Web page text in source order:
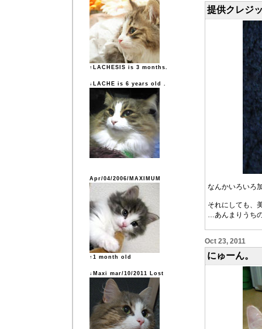
↑LACHESIS is 3 months.
↓LACHE is 6 years old .
Apr/04/2006/MAXIMUM
↑1 month old
↓Maxi mar/10/2011 Lost
提供クレジ
なんかいろいろ
それにしても、
…あんまりうち
Oct 23, 2011
にゅーん。